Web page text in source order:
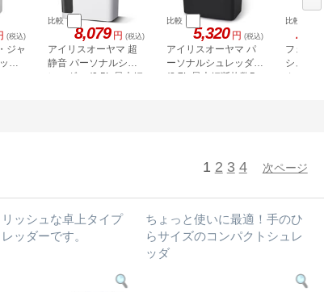
(税込)
ジャ
ト
比較
8,079 円 (税込)
アイリスオーヤマ 超
静音 パーソナルシュ
レッダー (9.5L 最大細
比較
5,320 円 (税込)
アイリスオーヤマ パ
ーソナルシュレッダー
(8.7L 最大細断枚数5
比較
フェロ
シュレ
カット
1 2 3 4 次ページ
リッシュな卓上タイプ
ッダーです。
ちょっと使いに最適！手のひ
らサイズのコンパクトシュレ
ッダ